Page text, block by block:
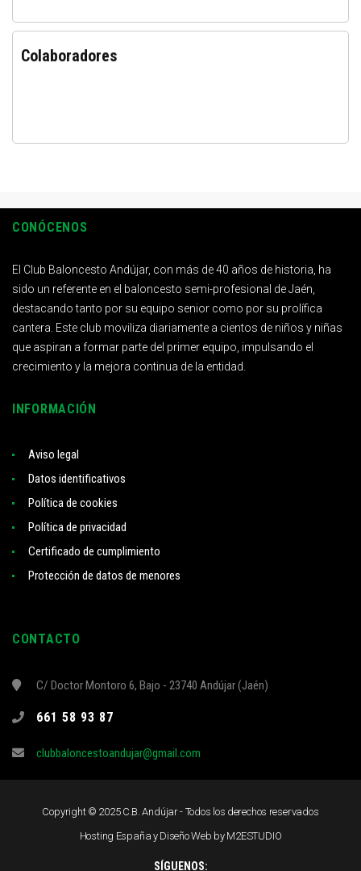
Colaboradores
CONÓCENOS
El Club Baloncesto Andújar, con más de 40 años de historia, ha
sido un referente en el baloncesto semi-profesional de Jaén,
destacando tanto por su equipo senior como por su prolífica
cantera. Este club moviliza diariamente a cientos de niños y niñas
que aspiran a formar parte del primer equipo, impulsando el
crecimiento y la mejora continua de la entidad.
INFORMACIÓN
Aviso legal
Datos identificativos
Política de cookies
Política de privacidad
Certificado de cumplimiento
Protección de datos de menores
CONTACTO
C/ Doctor Montoro 6, Bajo - 23740 Andújar (Jaén)
661 58 93 87
clubbaloncestoandujar@gmail.com
Copyright © 2025 C.B. Andújar - Todos los derechos reservados
Hosting España y Diseño Web by M2ESTUDIO
SÍGUENOS: